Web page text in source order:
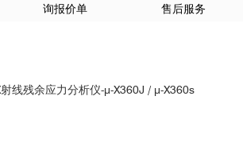
询报价单 售后服务
线残余应力分析仪-μ-X360J / μ-X360s